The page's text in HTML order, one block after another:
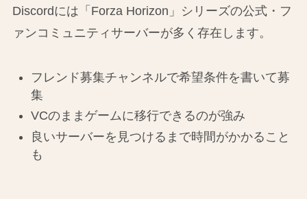
Discordには「Forza Horizon」シリーズの公式・フ
ァンコミュニティサーバーが多く存在します。
フレンド募集チャンネルで希望条件を書いて募
集
VCのままゲームに移行できるのが強み
良いサーバーを見つけるまで時間がかかること
も